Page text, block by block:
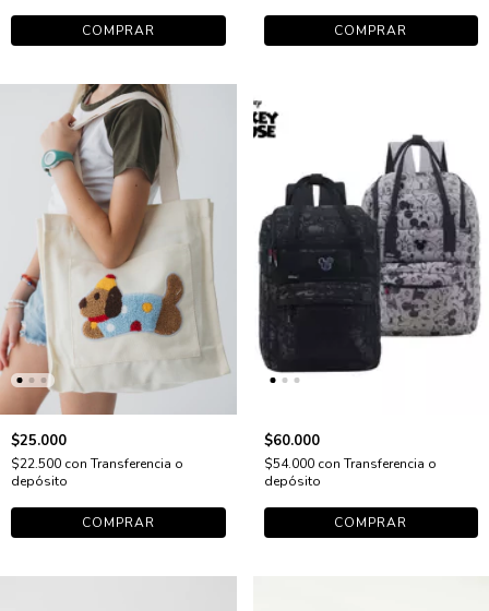
COMPRAR COMPRAR
$25.000
$22.500 con Transferencia o
depósito
COMPRAR
$60.000
$54.000 con Transferencia o
depósito
COMPRAR